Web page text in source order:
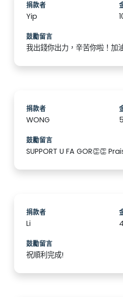
捐款者
Yip
鼓勵留言
我出錢你出力，辛苦你啦！加
捐款者
WONG
鼓勵留言
SUPPORT U FA GOR👏👏
捐款者
Li
鼓勵留言
祝順利完成!